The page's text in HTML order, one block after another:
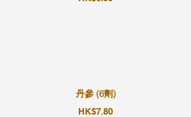
丹參 (6劑)
HK$7.80